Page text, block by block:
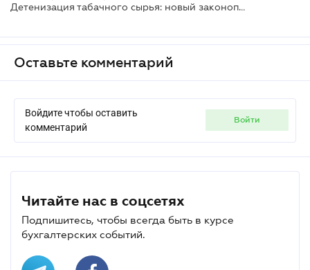
Детенизация табачного сырья: новый законопроект о тотальном цифровом контроле
Оставьте комментарий
Войдите чтобы оставить
комментарий
войти
Читайте нас в соцсетях
Подпишитесь, чтобы всегда быть в курсе
бухгалтерских событий.